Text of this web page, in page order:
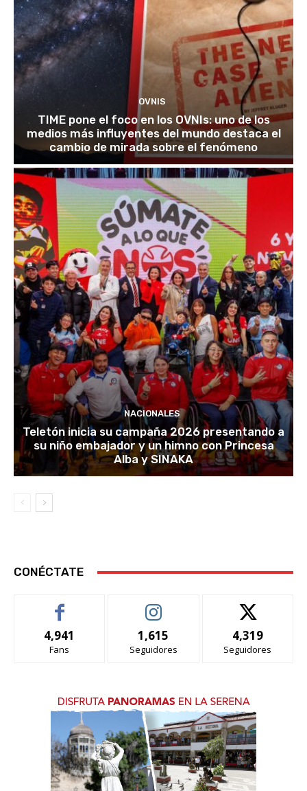
OVNIS
TIME pone el foco en los OVNIs: uno de los
medios más influyentes del mundo destaca el
cambio de mirada sobre el fenómeno
NACIONALES
Teletón inicia su campaña 2026 presentando a
su niño embajador y un himno con Princesa
Alba y SINAKA
CONÉCTATE
4,941
Fans
1,615
Seguidores
4,319
Seguidores